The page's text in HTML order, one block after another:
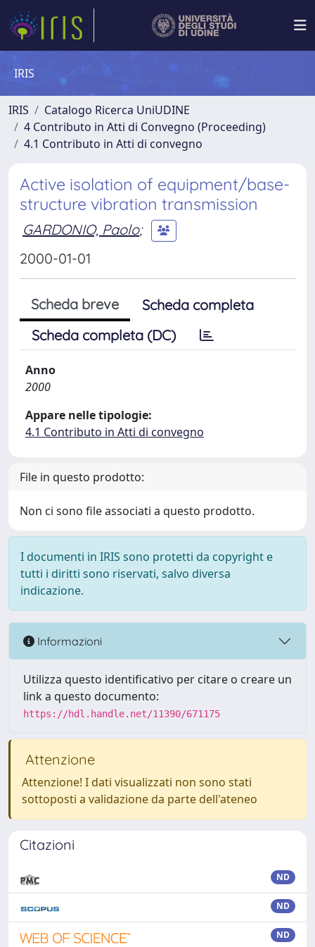
IRIS
IRIS
Catalogo Ricerca UniUDINE
4 Contributo in Atti di Convegno (Proceeding)
4.1 Contributo in Atti di convegno
Active isolation of equipment/base-
structure vibration transmission
GARDONIO, Paolo;
2000-01-01
Scheda breve
Scheda completa
Scheda completa (DC)
Anno
2000
Appare nelle tipologie:
4.1 Contributo in Atti di convegno
File in questo prodotto:
Non ci sono file associati a questo prodotto.
I documenti in IRIS sono protetti da copyright e
tutti i diritti sono riservati, salvo diversa
indicazione.
Informazioni
Utilizza questo identificativo per citare o creare un
link a questo documento:
https://hdl.handle.net/11390/671175
Attenzione
Attenzione! I dati visualizzati non sono stati
sottoposti a validazione da parte dell'ateneo
Citazioni
ND
ND
ND